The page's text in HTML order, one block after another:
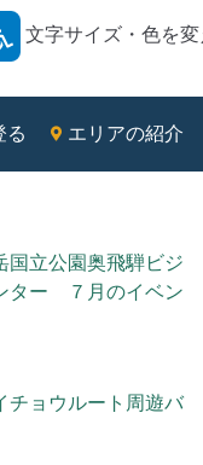
文字サイズ・色を変
る エリアの紹介
国立公園奥飛騨ビジ
ター ７月のイベン
チョウルート周遊バ